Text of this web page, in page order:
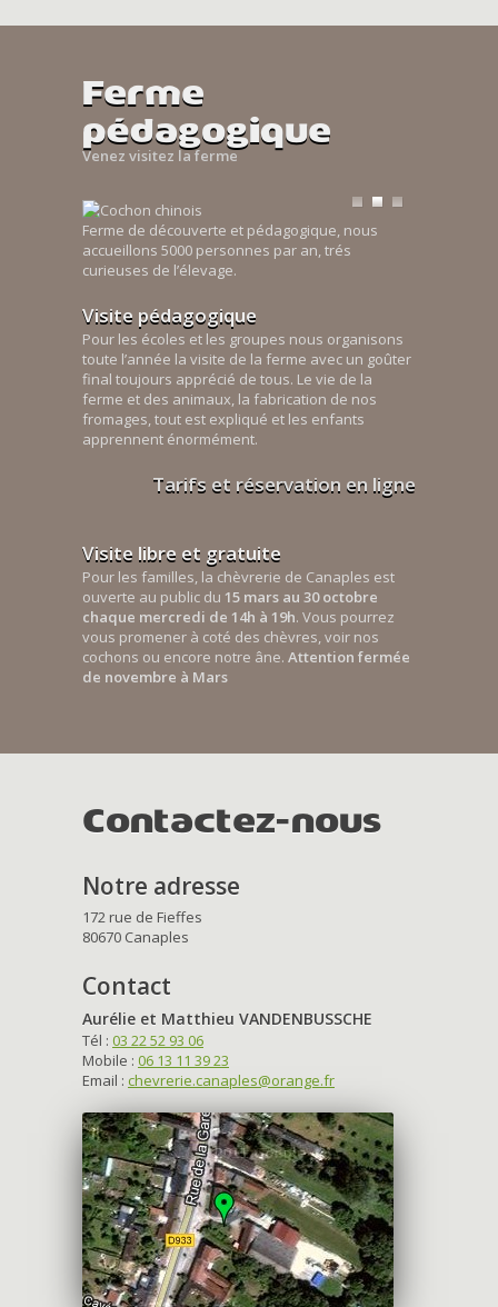
Ferme
pédagogique
Venez visitez la ferme
Ferme de découverte et pédagogique, nous
accueillons 5000 personnes par an, trés
curieuses de l’élevage.
Visite pédagogique
Pour les écoles et les groupes nous organisons
toute l’année la visite de la ferme avec un goûter
final toujours apprécié de tous. Le vie de la
ferme et des animaux, la fabrication de nos
fromages, tout est expliqué et les enfants
apprennent énormément.
Tarifs et réservation en ligne
Visite libre et gratuite
Pour les familles, la chèvrerie de Canaples est
ouverte au public du 15 mars au 30 octobre
chaque mercredi de 14h à 19h. Vous pourrez
vous promener à coté des chèvres, voir nos
cochons ou encore notre âne. Attention fermée
de novembre à Mars
Contactez-nous
Notre adresse
172 rue de Fieffes
80670 Canaples
Contact
Aurélie et Matthieu VANDENBUSSCHE
Tél : 03 22 52 93 06
Mobile : 06 13 11 39 23
Email : chevrerie.canaples@orange.fr